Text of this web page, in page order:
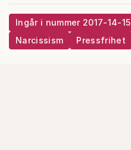
Ingår i nummer 2017-14-15
Narcissism
Pressfrihet